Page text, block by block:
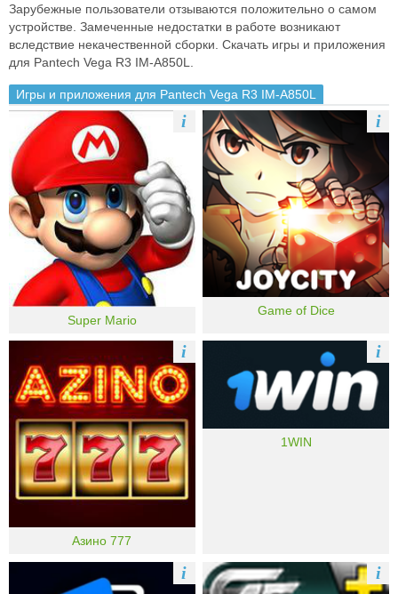
Зарубежные пользователи отзываются положительно о самом
устройстве. Замеченные недостатки в работе возникают
вследствие некачественной сборки. Скачать игры и приложения
для Pantech Vega R3 IM-A850L.
Игры и приложения для Pantech Vega R3 IM-A850L
Super Mario
i
Game of Dice
i
Азино 777
i
1WIN
i
i i